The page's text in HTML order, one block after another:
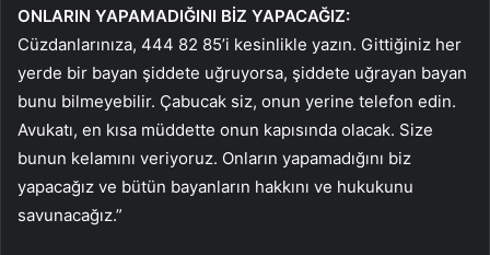
ONLARIN YAPAMADIĞINI BİZ YAPACAĞIZ:
Cüzdanlarınıza, 444 82 85’i kesinlikle yazın. Gittiğiniz her
yerde bir bayan şiddete uğruyorsa, şiddete uğrayan bayan
bunu bilmeyebilir. Çabucak siz, onun yerine telefon edin.
Avukatı, en kısa müddette onun kapısında olacak. Size
bunun kelamını veriyoruz. Onların yapamadığını biz
yapacağız ve bütün bayanların hakkını ve hukukunu
savunacağız.”